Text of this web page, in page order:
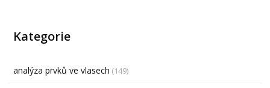
Kategorie
analýza prvků ve vlasech (149)